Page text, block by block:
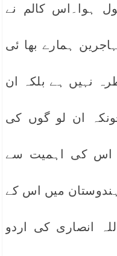
ہوا۔اس کالم نے
ہمارے بھا ئی
نہیں ہے بلکہ ان
ان لو گوں کی
اس کی اہمیت سے
میں اس کے
انصاری کی اردو